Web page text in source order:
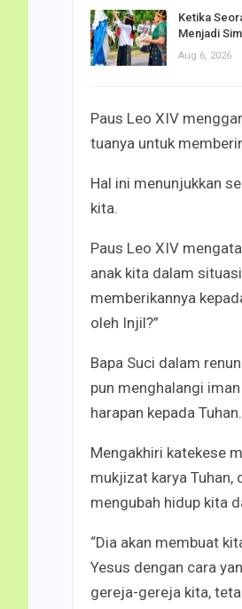
Ketika
Menjadi
Aug 6, 2026
Paus Leo XIV
tuanya untuk
Hal ini menunjukkan
kita.
Paus Leo XIV
anak kita dalam
memberikannya
oleh Injil?”
Bapa Suci dalam
pun menghalangi
harapan kepada Tuhan.
Mengakhiri katekese
mukjizat karya Tuhan,
mengubah hidup kita
“Dia akan membuat
Yesus dengan cara
gereja-gereja kita,